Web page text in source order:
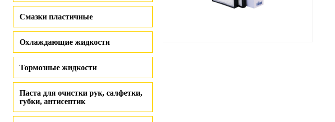
Смазки пластичные
Охлаждающие жидкости
Тормозные жидкости
Паста для очистки рук, салфетки,
губки, антисептик